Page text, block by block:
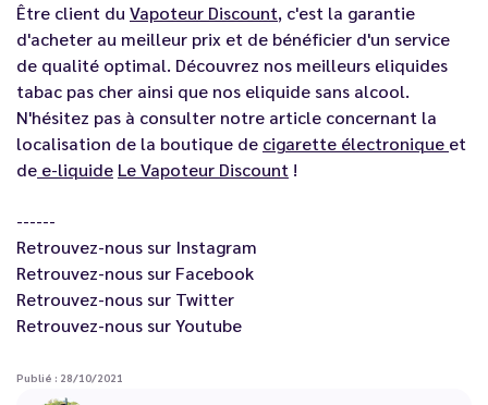
Être client du Vapoteur Discount, c'est la garantie
d'acheter au meilleur prix et de bénéficier d'un service
de qualité optimal. Découvrez nos meilleurs eliquides
tabac pas cher ainsi que nos eliquide sans alcool.
N'hésitez pas à consulter notre article concernant la
localisation de la boutique de cigarette électronique et
de e-liquide Le Vapoteur Discount !
------
Retrouvez-nous sur Instagram
Retrouvez-nous sur Facebook
Retrouvez-nous sur Twitter
Retrouvez-nous surYoutube
Publié : 28/10/2021